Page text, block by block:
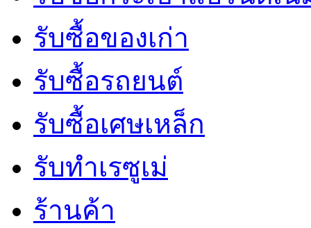
รับซื้อของเก่า
รับซื้อรถยนต์
รับซื้อเศษเหล็ก
รับทำเรซูเม่
ร้านค้า